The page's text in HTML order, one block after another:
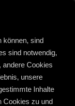
können, sind
sind notwendig,
andere Cookies
unsere
Inhalte
Cookies zu und